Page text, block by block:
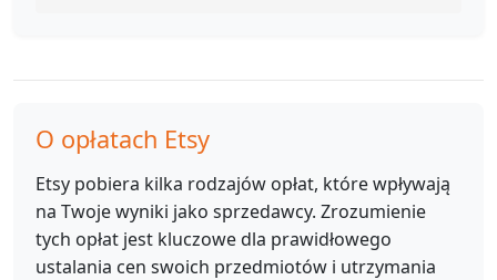
O opłatach Etsy
Etsy pobiera kilka rodzajów opłat, które wpływają
na Twoje wyniki jako sprzedawcy. Zrozumienie
tych opłat jest kluczowe dla prawidłowego
ustalania cen swoich przedmiotów i utrzymania